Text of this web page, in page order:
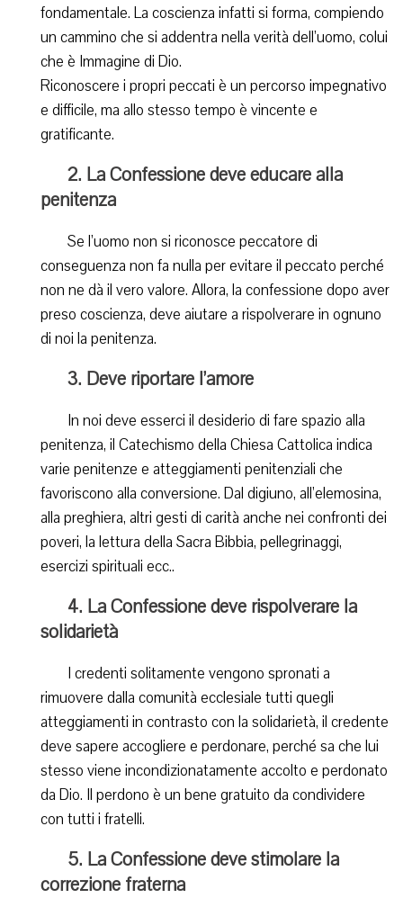
fondamentale. La coscienza infatti si forma, compiendo
un cammino che si addentra nella verità dell’uomo, colui
che è Immagine di Dio.
Riconoscere i propri peccati è un percorso impegnativo
e difficile, ma allo stesso tempo è vincente e
gratificante.
2. La Confessione deve educare alla
penitenza
Se l’uomo non si riconosce peccatore di
conseguenza non fa nulla per evitare il peccato perché
non ne dà il vero valore. Allora, la confessione dopo aver
preso coscienza, deve aiutare a rispolverare in ognuno
di noi la penitenza.
3. Deve riportare l’amore
In noi deve esserci il desiderio di fare spazio alla
penitenza, il Catechismo della Chiesa Cattolica indica
varie penitenze e atteggiamenti penitenziali che
favoriscono alla conversione. Dal digiuno, all’elemosina,
alla preghiera, altri gesti di carità anche nei confronti dei
poveri, la lettura della Sacra Bibbia, pellegrinaggi,
esercizi spirituali ecc..
4. La Confessione deve rispolverare la
solidarietà
I credenti solitamente vengono spronati a
rimuovere dalla comunità ecclesiale tutti quegli
atteggiamenti in contrasto con la solidarietà, il credente
deve sapere accogliere e perdonare, perché sa che lui
stesso viene incondizionatamente accolto e perdonato
da Dio. Il perdono è un bene gratuito da condividere
con tutti i fratelli.
5. La Confessione deve stimolare la
correzione fraterna